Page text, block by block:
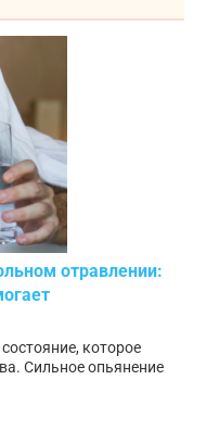
отравлении:
которое
Сильное опьянение